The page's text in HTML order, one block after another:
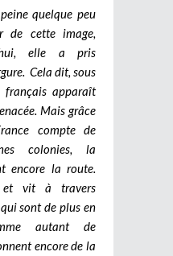
quelque peu
de cette image,
elle a pris
Cela dit, sous
apparaît
Mais grâce
compte de
colonies, la
encore la route.
et vit à travers
sont de plus en
autant de
encore de la